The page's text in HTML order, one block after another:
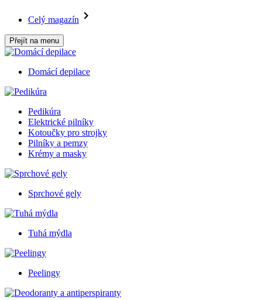
Celý magazín
Přejít na menu
Domácí depilace
Pedikúra
Elektrické pilníky
Kotoučky pro strojky
Pilníky a pemzy
Krémy a masky
Sprchové gely
Tuhá mýdla
Peelingy